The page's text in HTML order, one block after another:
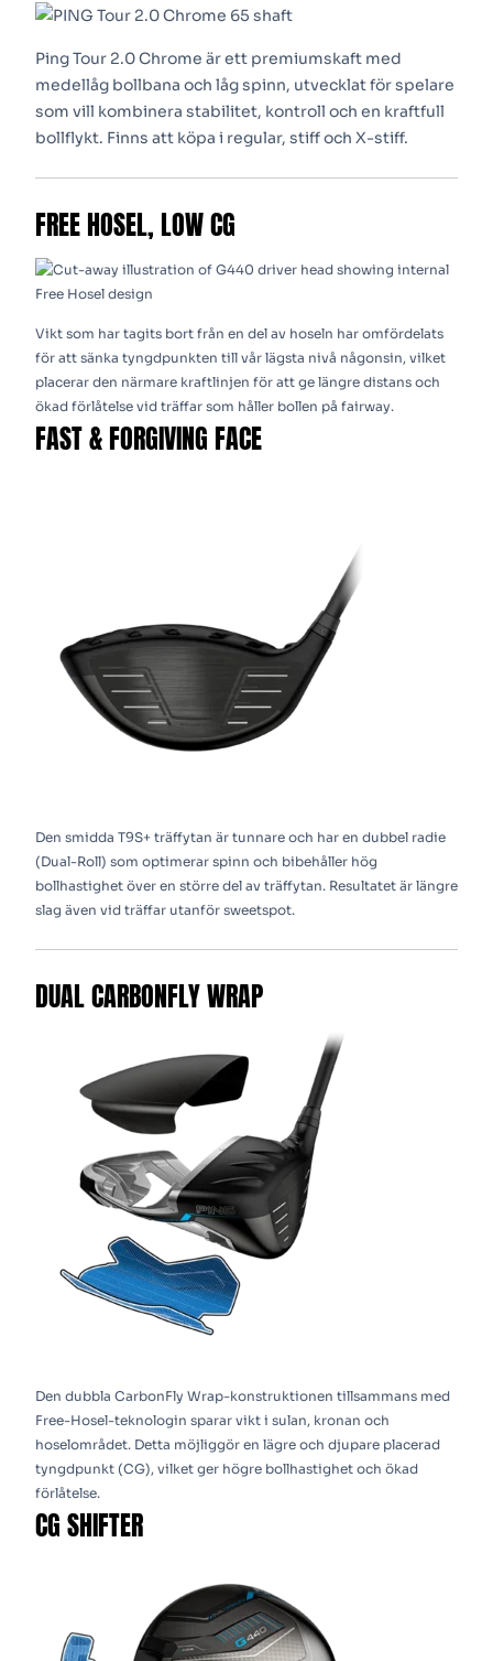
Ping Tour 2.0 Chrome är ett premiumskaft med
medellåg bollbana och låg spinn, utvecklat för spelare
som vill kombinera stabilitet, kontroll och en kraftfull
bollflykt. Finns att köpa i regular, stiff och X-stiff.
FREE HOSEL, LOW CG
Vikt som har tagits bort från en del av hoseln har omfördelats
för att sänka tyngdpunkten till vår lägsta nivå någonsin, vilket
placerar den närmare kraftlinjen för att ge längre distans och
ökad förlåtelse vid träffar som håller bollen på fairway.
FAST & FORGIVING FACE
Den smidda T9S+ träffytan är tunnare och har en dubbel radie
(Dual-Roll) som optimerar spinn och bibehåller hög
bollhastighet över en större del av träffytan. Resultatet är längre
slag även vid träffar utanför sweetspot.
DUAL CARBONFLY WRAP
Den dubbla CarbonFly Wrap-konstruktionen tillsammans med
Free-Hosel-teknologin sparar vikt i sulan, kronan och
hoselområdet. Detta möjliggör en lägre och djupare placerad
tyngdpunkt (CG), vilket ger högre bollhastighet och ökad
förlåtelse.
CG SHIFTER